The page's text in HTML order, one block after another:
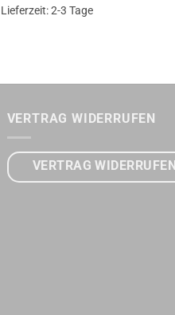
Lieferzeit:2-3 Tage
VERTRAG WIDERRUFEN
VERTRAG WIDERRUFEN